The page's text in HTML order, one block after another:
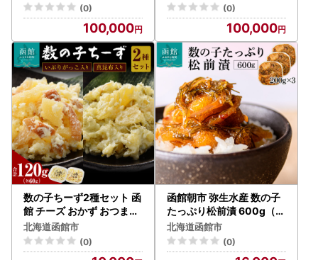
(0)
100,000
(0)
100,000
数の子ちーず2種セット 函
館 チーズ おかず おつまみ
いぶりがっこ 真昆布_HD1
37-004
北海道函館市
(0)
函館朝市 弥生水産 数の子
たっぷり松前漬 600g（2
00g×3パック）_HD032-
062
北海道函館市
(0)